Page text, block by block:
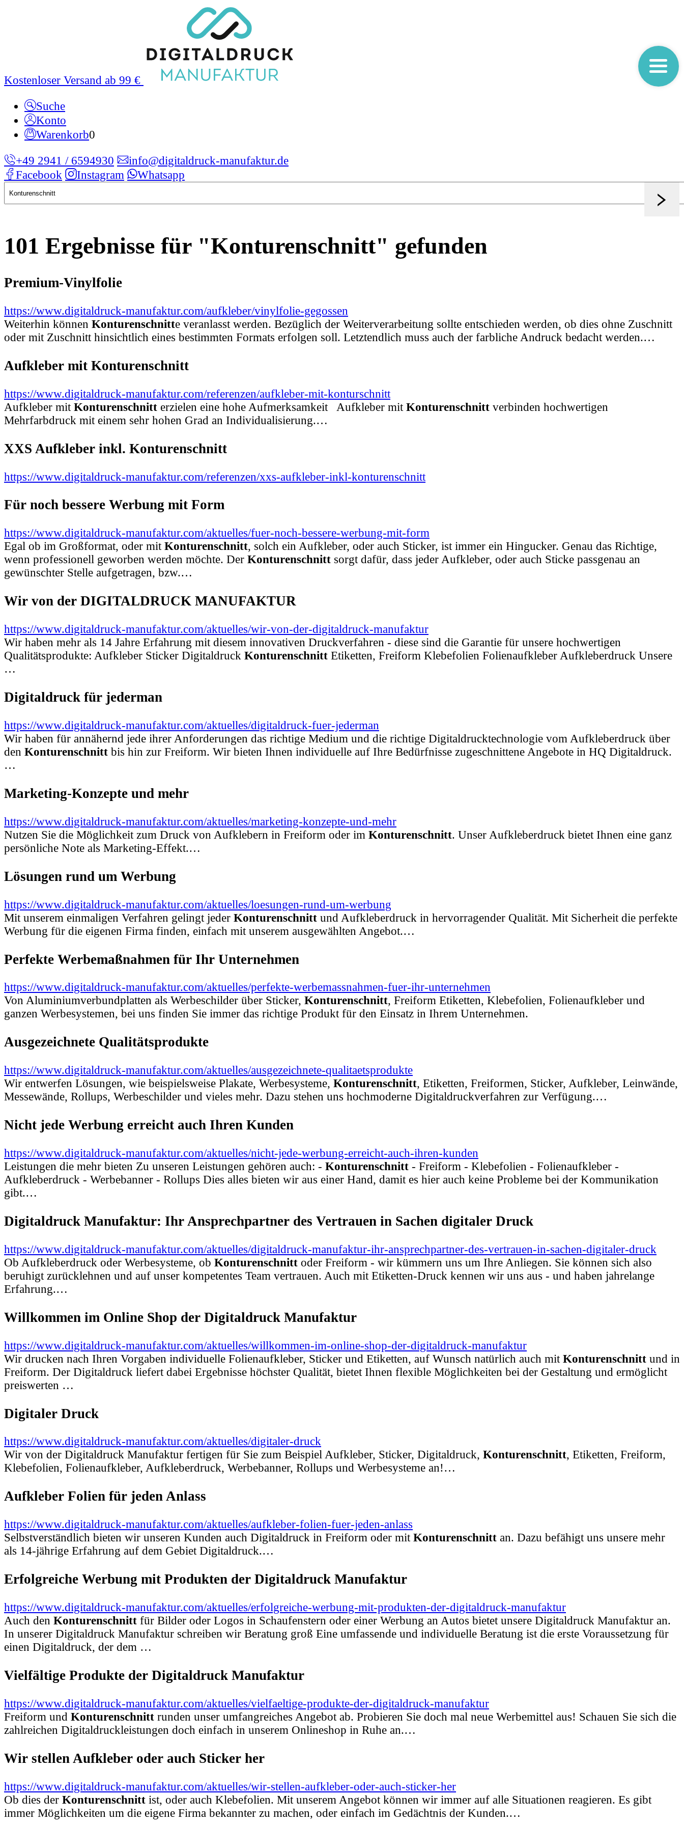
Kostenloser Versand ab 99 €
Suche
Konto
Warenkorb0
+49 2941 / 6594930
info@digitaldruck-manufaktur.de
Facebook
Instagram Whatsapp
101 Ergebnisse für "Konturenschnitt" gefunden
Premium-Vinylfolie
https://www.digitaldruck-manufaktur.com/aufkleber/vinylfolie-gegossen
Weiterhin können Konturenschnitte veranlasst werden. Bezüglich der Weiterverarbeitung sollte entschieden werden, ob dies ohne Zuschnitt
oder mit Zuschnitt hinsichtlich eines bestimmten Formats erfolgen soll. Letztendlich muss auch der farbliche Andruck bedacht werden.…
Aufkleber mit Konturenschnitt
https://www.digitaldruck-manufaktur.com/referenzen/aufkleber-mit-konturschnitt
Aufkleber mit Konturenschnitt erzielen eine hohe Aufmerksamkeit Aufkleber mit Konturenschnitt verbinden hochwertigen
Mehrfarbdruck mit einem sehr hohen Grad an Individualisierung.…
XXS Aufkleber inkl. Konturenschnitt
https://www.digitaldruck-manufaktur.com/referenzen/xxs-aufkleber-inkl-konturenschnitt
Für noch bessere Werbung mit Form
https://www.digitaldruck-manufaktur.com/aktuelles/fuer-noch-bessere-werbung-mit-form
Egal ob im Großformat, oder mit Konturenschnitt, solch ein Aufkleber, oder auch Sticker, ist immer ein Hingucker. Genau das Richtige,
wenn professionell geworben werden möchte. Der Konturenschnitt sorgt dafür, dass jeder Aufkleber, oder auch Sticke passgenau an
gewünschter Stelle aufgetragen, bzw.…
Wir von der DIGITALDRUCK MANUFAKTUR
https://www.digitaldruck-manufaktur.com/aktuelles/wir-von-der-digitaldruck-manufaktur
Wir haben mehr als 14 Jahre Erfahrung mit diesem innovativen Druckverfahren - diese sind die Garantie für unsere hochwertigen
Qualitätsprodukte: Aufkleber Sticker Digitaldruck Konturenschnitt Etiketten, Freiform Klebefolien Folienaufkleber Aufkleberdruck Unsere
…
Digitaldruck für jederman
https://www.digitaldruck-manufaktur.com/aktuelles/digitaldruck-fuer-jederman
Wir haben für annähernd jede ihrer Anforderungen das richtige Medium und die richtige Digitaldrucktechnologie vom Aufkleberdruck über
den Konturenschnitt bis hin zur Freiform. Wir bieten Ihnen individuelle auf Ihre Bedürfnisse zugeschnittene Angebote in HQ Digitaldruck.
…
Marketing-Konzepte und mehr
https://www.digitaldruck-manufaktur.com/aktuelles/marketing-konzepte-und-mehr
Nutzen Sie die Möglichkeit zum Druck von Aufklebern in Freiform oder im Konturenschnitt. Unser Aufkleberdruck bietet Ihnen eine ganz
persönliche Note als Marketing-Effekt.…
Lösungen rund um Werbung
https://www.digitaldruck-manufaktur.com/aktuelles/loesungen-rund-um-werbung
Mit unserem einmaligen Verfahren gelingt jeder Konturenschnitt und Aufkleberdruck in hervorragender Qualität. Mit Sicherheit die perfekte
Werbung für die eigenen Firma finden, einfach mit unserem ausgewählten Angebot.…
Perfekte Werbemaßnahmen für Ihr Unternehmen
https://www.digitaldruck-manufaktur.com/aktuelles/perfekte-werbemassnahmen-fuer-ihr-unternehmen
Von Aluminiumverbundplatten als Werbeschilder über Sticker, Konturenschnitt, Freiform Etiketten, Klebefolien, Folienaufkleber und
ganzen Werbesystemen, bei uns finden Sie immer das richtige Produkt für den Einsatz in Ihrem Unternehmen.
Ausgezeichnete Qualitätsprodukte
https://www.digitaldruck-manufaktur.com/aktuelles/ausgezeichnete-qualitaetsprodukte
Wir entwerfen Lösungen, wie beispielsweise Plakate, Werbesysteme, Konturenschnitt, Etiketten, Freiformen, Sticker, Aufkleber, Leinwände,
Messewände, Rollups, Werbeschilder und vieles mehr. Dazu stehen uns hochmoderne Digitaldruckverfahren zur Verfügung.…
Nicht jede Werbung erreicht auch Ihren Kunden
https://www.digitaldruck-manufaktur.com/aktuelles/nicht-jede-werbung-erreicht-auch-ihren-kunden
Leistungen die mehr bieten Zu unseren Leistungen gehören auch: - Konturenschnitt - Freiform - Klebefolien - Folienaufkleber -
Aufkleberdruck - Werbebanner - Rollups Dies alles bieten wir aus einer Hand, damit es hier auch keine Probleme bei der Kommunikation
gibt.…
Digitaldruck Manufaktur: Ihr Ansprechpartner des Vertrauen in Sachen digitaler Druck
https://www.digitaldruck-manufaktur.com/aktuelles/digitaldruck-manufaktur-ihr-ansprechpartner-des-vertrauen-in-sachen-digitaler-druck
Ob Aufkleberdruck oder Werbesysteme, ob Konturenschnitt oder Freiform - wir kümmern uns um Ihre Anliegen. Sie können sich also
beruhigt zurücklehnen und auf unser kompetentes Team vertrauen. Auch mit Etiketten-Druck kennen wir uns aus - und haben jahrelange
Erfahrung.…
Willkommen im Online Shop der Digitaldruck Manufaktur
https://www.digitaldruck-manufaktur.com/aktuelles/willkommen-im-online-shop-der-digitaldruck-manufaktur
Wir drucken nach Ihren Vorgaben individuelle Folienaufkleber, Sticker und Etiketten, auf Wunsch natürlich auch mit Konturenschnitt und in
Freiform. Der Digitaldruck liefert dabei Ergebnisse höchster Qualität, bietet Ihnen flexible Möglichkeiten bei der Gestaltung und ermöglicht
preiswerten …
Digitaler Druck
https://www.digitaldruck-manufaktur.com/aktuelles/digitaler-druck
Wir von der Digitaldruck Manufaktur fertigen für Sie zum Beispiel Aufkleber, Sticker, Digitaldruck, Konturenschnitt, Etiketten, Freiform,
Klebefolien, Folienaufkleber, Aufkleberdruck, Werbebanner, Rollups und Werbesysteme an!…
Aufkleber Folien für jeden Anlass
https://www.digitaldruck-manufaktur.com/aktuelles/aufkleber-folien-fuer-jeden-anlass
Selbstverständlich bieten wir unseren Kunden auch Digitaldruck in Freiform oder mit Konturenschnitt an. Dazu befähigt uns unsere mehr
als 14-jährige Erfahrung auf dem Gebiet Digitaldruck.…
Erfolgreiche Werbung mit Produkten der Digitaldruck Manufaktur
https://www.digitaldruck-manufaktur.com/aktuelles/erfolgreiche-werbung-mit-produkten-der-digitaldruck-manufaktur
Auch den Konturenschnitt für Bilder oder Logos in Schaufenstern oder einer Werbung an Autos bietet unsere Digitaldruck Manufaktur an.
In unserer Digitaldruck Manufaktur schreiben wir Beratung groß Eine umfassende und individuelle Beratung ist die erste Voraussetzung für
einen Digitaldruck, der dem …
Vielfältige Produkte der Digitaldruck Manufaktur
https://www.digitaldruck-manufaktur.com/aktuelles/vielfaeltige-produkte-der-digitaldruck-manufaktur
Freiform und Konturenschnitt runden unser umfangreiches Angebot ab. Probieren Sie doch mal neue Werbemittel aus! Schauen Sie sich die
zahlreichen Digitaldruckleistungen doch einfach in unserem Onlineshop in Ruhe an.…
Wir stellen Aufkleber oder auch Sticker her
https://www.digitaldruck-manufaktur.com/aktuelles/wir-stellen-aufkleber-oder-auch-sticker-her
Ob dies der Konturenschnitt ist, oder auch Klebefolien. Mit unserem Angebot können wir immer auf alle Situationen reagieren. Es gibt
immer Möglichkeiten um die eigene Firma bekannter zu machen, oder einfach im Gedächtnis der Kunden.…